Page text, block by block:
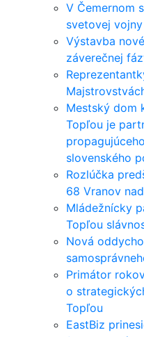
V Čemernom
svetovej vojny
Výstavba
záverečnej
Mestský dom
Topľou je
slovenského
Rozlúčka
68 Vranov
Mládežnícky
Topľou
Nová
Primátor
o
Topľou
EastBiz